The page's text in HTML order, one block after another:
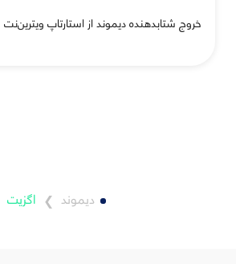
خروج شتابدهنده دیموند از استارتاپ ویترین‌نت
دیموند ❯ اگزیت